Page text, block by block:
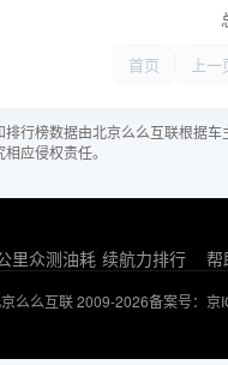
首页
上一
行榜数据由北京么么互联根据
应侵权责任。
里众测油耗 续航力排行 帮
么么互联 2009-2026备案号：京